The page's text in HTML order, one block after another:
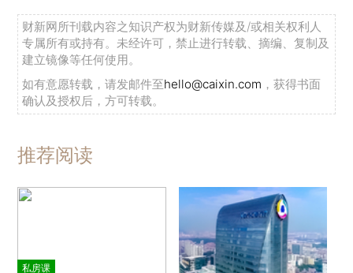
财新网所刊载内容之知识产权为财新传媒及/或相关权利人
专属所有或持有。未经许可，禁止进行转载、摘编、复制及
建立镜像等任何使用。
如有意愿转载，请发邮件至hello@caixin.com ，获得书面
确认及授权后，方可转载。
推荐阅读
私房课